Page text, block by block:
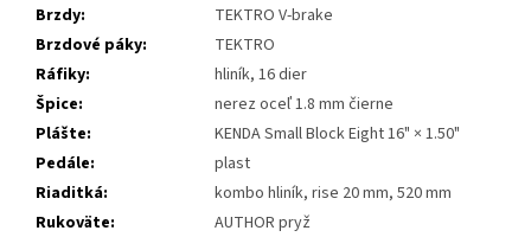
Brzdy:
TEKTRO V-brake
Brzdové páky:
TEKTRO
Ráfiky:
hliník, 16 dier
Špice:
nerez oceľ 1.8 mm čierne
Plášte:
KENDA Small Block Eight 16" × 1.50"
Pedále:
plast
Riaditká:
kombo hliník, rise 20 mm, 520 mm
Rukoväte:
AUTHOR pryž